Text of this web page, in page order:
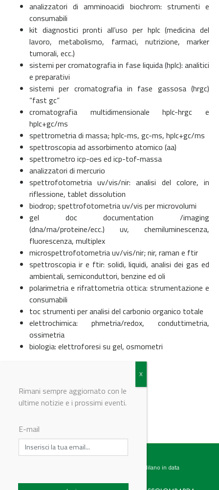
analizzatori di amminoacidi biochrom: strumenti e
consumabili
kit diagnostici pronti all’uso per hplc (medicina del
lavoro, metabolismo, farmaci, nutrizione, marker
tumorali, ecc.)
sistemi per cromatografia in fase liquida (hplc): analitici
e preparativi
sistemi per cromatografia in fase gassosa (hrgc)
“fast gc”
cromatografia multidimensionale hplc-hrgc e
hplc+gc/ms
spettrometria di massa; hplc-ms, gc-ms, hplc+gc/ms
spettroscopia ad assorbimento atomico (aa)
spettrometro icp-oes ed icp-tof-massa
analizzatori di mercurio
spettrofotometria uv/vis/nir: analisi del colore, in
riflessione, tablet dissolution
biodrop; spettrofotometria uv/vis per microvolumi
​gel doc documentation /imaging
(dna/rna/proteine/ecc.) uv, chemiluminescenza,
fluorescenza, multiplex
microspettrofotometria uv/vis/nir; nir, raman e ftir
spettroscopia ir e ftir: solidi, liquidi, analisi dei gas ed
ambientali, semiconduttori, benzine ed oli
polarimetria e rifrattometria ottica: strumentazione e
consumabili
toc strumenti per analisi del carbonio organico totale
elettrochimica: phmetria/redox, conduttimetria,
ossimetria
biologia: elettroforesi su gel, osmometri
Testata giornalistica registrata presso il Tribunale di Milano in data
Rimani sempre aggiornato con le
ultime notizie e i prossimi eventi.
E-mail